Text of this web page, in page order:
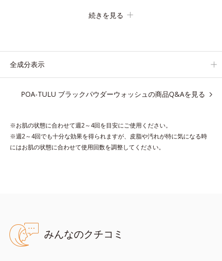
に入り込み、溶けた汚れをパワフルに吸着してすっきり落としま
ツブツブ入りのパウダーが泡立てネットのように空気を含ませる
濃密うるおい泡を洗い流したあとは大人の肌もつっぱりにくく、
るのもおすすめ。
デコルテやヒップなど、ボディのザラつきが気になるところにも
キメを整える成分
*5 皮脂・汚れの除去による
続きを見る
全成分表示
POA-TULU ブラックパウダーウォッシュの商品Q&Aを見る
※お肌の状態に合わせて週2～4回を目安にご使用ください。
※週2～4回でも十分な効果を得られますが、皮脂や汚れが特に気になる時
にはお肌の状態に合わせて使用回数を調整してください。
みんなのクチコミ